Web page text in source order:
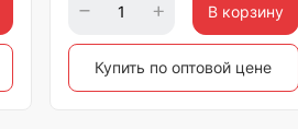
В корзину
Купить по оптовой цене